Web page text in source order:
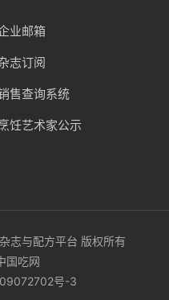
业邮箱
志订阅
售查询系统
饪艺术家公示
志与配方平台 版权所有
国吃网
号-3